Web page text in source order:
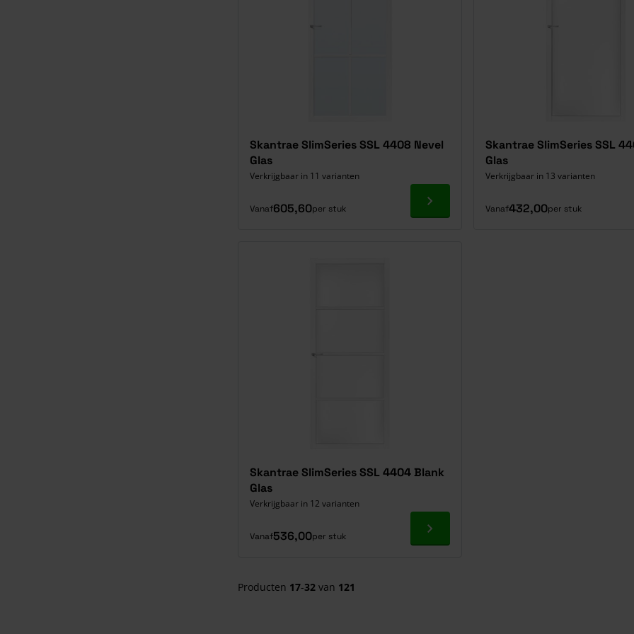
Skantrae SlimSeries SSL 4408 Nevel
Glas
Verkrijgbaar in 11 varianten
Vanaf605,60per stuk Ga naar product
Skantrae SlimSeries SSL
Glas
Verkrijgbaar in 13 varianten
Vanaf432,00per stuk
Skantrae SlimSeries SSL 4404 Blank
Glas
Verkrijgbaar in 12 varianten
Vanaf536,00per stuk Ga naar product
Producten 17-32 van 121